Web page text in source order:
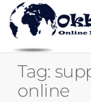
Tag:
online